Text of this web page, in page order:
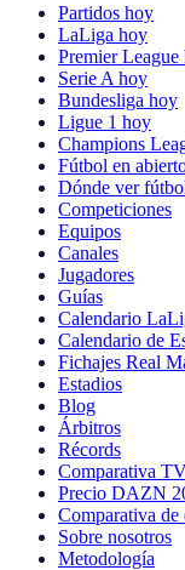
Partidos hoy
LaLiga hoy
Premier League
Serie A hoy
Bundesliga hoy
Ligue 1 hoy
Champions
Fútbol en
Dónde ver
Competiciones
Equipos
Canales
Jugadores
Guías
Calendario
Calendario de
Fichajes Real
Estadios
Blog
Árbitros
Récords
Comparativa
Precio DAZN
Comparativa de
Sobre nosotros
Metodología